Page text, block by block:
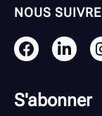
NOUS SUIVRE
S'abonner